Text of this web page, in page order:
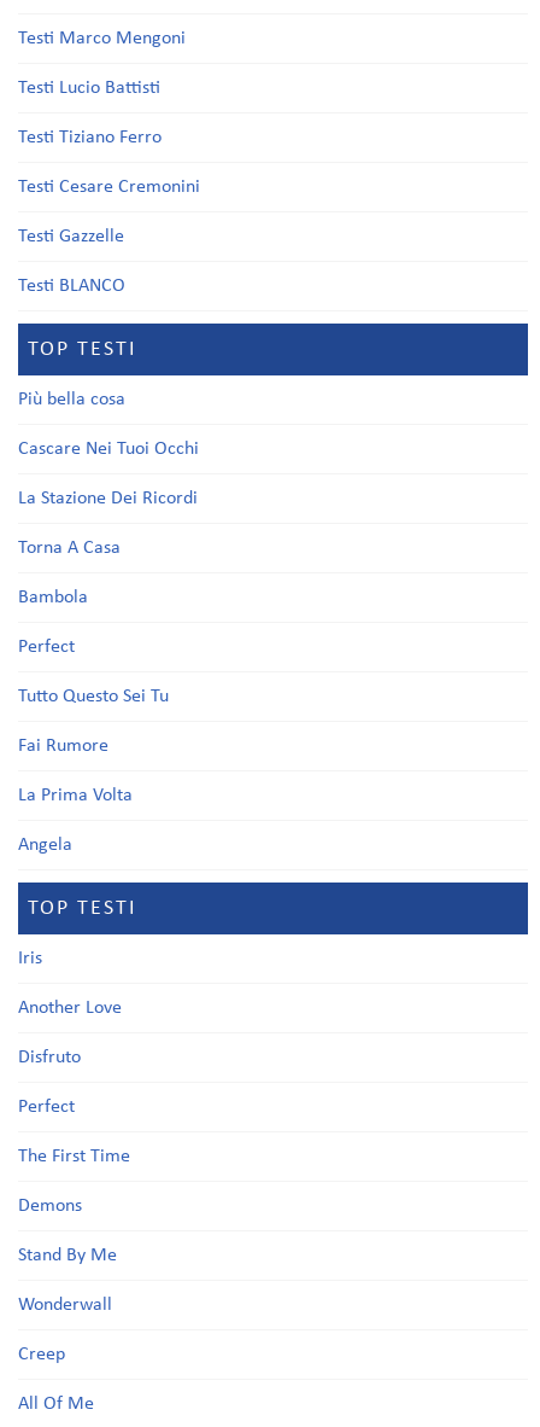
Testi Marco Mengoni
Testi Lucio Battisti
Testi Tiziano Ferro
Testi Cesare Cremonini
Testi Gazzelle
Testi BLANCO
TOP TESTI
Più bella cosa
Cascare Nei Tuoi Occhi
La Stazione Dei Ricordi
Torna A Casa
Bambola
Perfect
Tutto Questo Sei Tu
Fai Rumore
La Prima Volta
Angela
TOP TESTI
Iris
Another Love
Disfruto
Perfect
The First Time
Demons
Stand By Me
Wonderwall
Creep
All Of Me